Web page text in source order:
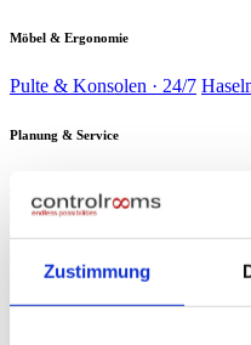
Zustimmung
Möbel & Ergonomie
Pulte & Konsolen · 24/7
Planung & Service
Verträge Verbrauchsmaterial
BahnLeitzentralen &